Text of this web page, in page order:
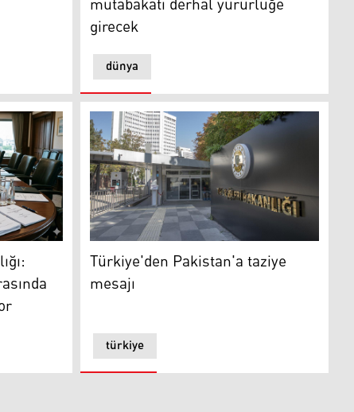
dünya
girecek
ile Tahran arasında mesaj trafiği devam ediyor
Türkiye'den Pakistan'a taziye mesajı
türkiye
Türkiye'den Pakistan'a taziye
mesajı